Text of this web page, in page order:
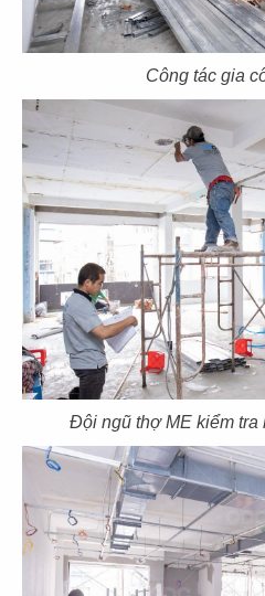
Công tác gia
Đội ngũ thợ ME kiểm tra
89
SUSHI MASA
91
UNAGI
CN Thái Văn Lung
93
HANA YA SHIKI
CN Gò Vấp